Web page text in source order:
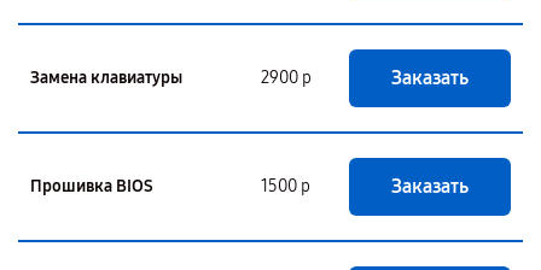
Замена клавиатуры 2900 р Заказать
Прошивка BIOS 1500 р Заказать